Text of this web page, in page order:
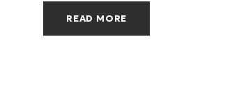
READ MORE